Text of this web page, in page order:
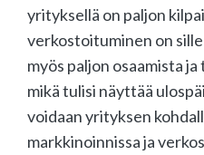
yrityksellä on paljon
verkostoituminen on
myös paljon osaamista
mikä tulisi näyttää
voidaan yrityksen
markkinoinnissa ja